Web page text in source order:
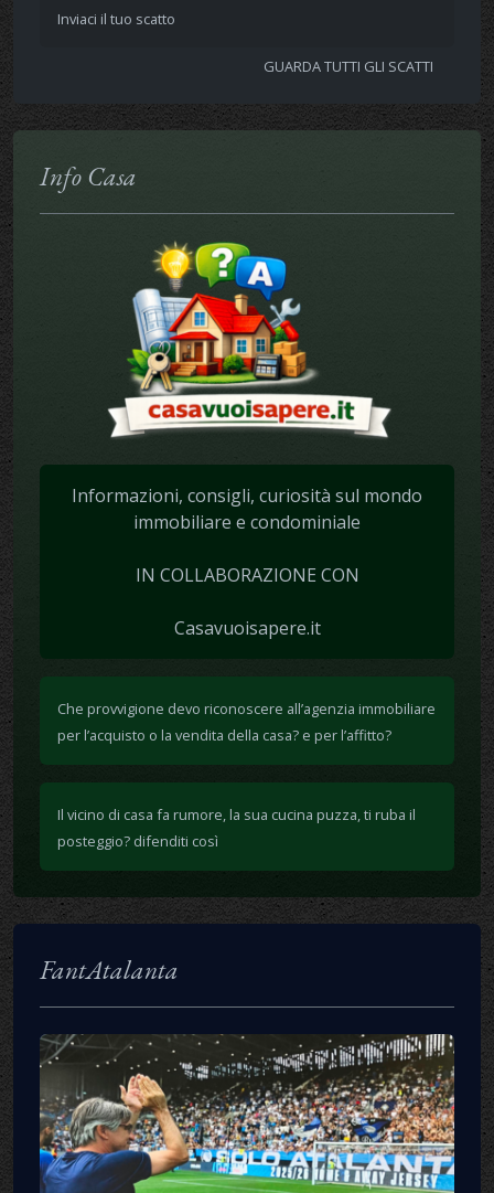
Inviaci il tuo scatto
GUARDA TUTTI GLI SCATTI
Info Casa
Informazioni, consigli, curiosità sul mondo
immobiliare e condominiale
IN COLLABORAZIONE CON
Casavuoisapere.it
Che provvigione devo riconoscere all’agenzia immobiliare
per l’acquisto o la vendita della casa? e per l’affitto?
Il vicino di casa fa rumore, la sua cucina puzza, ti ruba il
posteggio? difenditi così
FantAtalanta